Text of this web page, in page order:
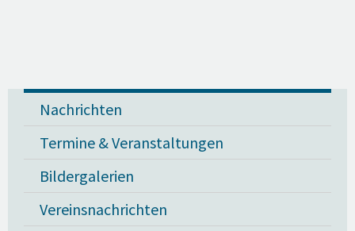
Nachrichten
Termine & Veranstaltungen
Bildergalerien
Vereinsnachrichten